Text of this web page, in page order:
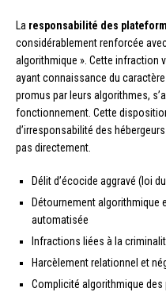
La responsabilité des
considérablement renforcée
algorithmique ». Cette infraction
ayant connaissance du
promus par leurs algorithmes,
fonctionnement. Cette
d’irresponsabilité des
pas directement.
Délit d’écocide aggravé (loi
Détournement
automatisée
Infractions liées à la
Harcèlement relationnel et
Complicité algorithmique